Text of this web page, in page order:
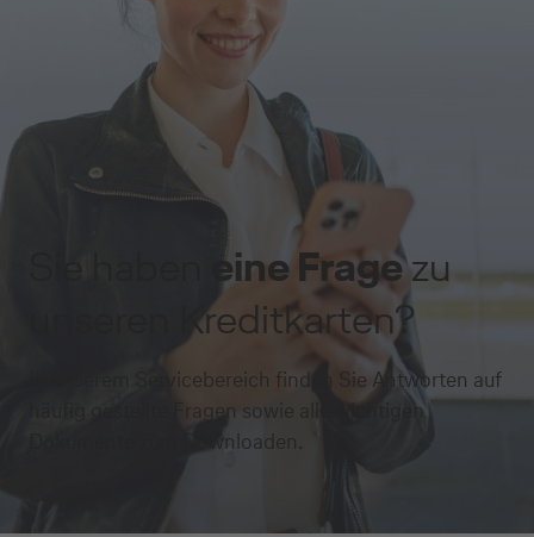
eine Fragezu
unseren Kreditkarten?
In unserem Servicebereich finden Sie Antworten auf
häufig gestellte Fragen sowie alle wichtigen
Dokumente zum Downloaden.